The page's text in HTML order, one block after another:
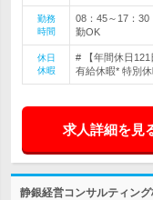
勤務
時間
08：45～17：
勤OK
休日
休暇
# 【年間休日
有給休暇* 特別休
求人詳細を見
静銀経営コンサルティン